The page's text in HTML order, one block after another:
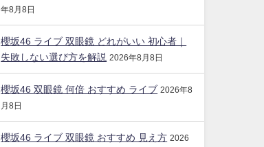
年8月8日
櫻坂46 ライブ 双眼鏡 どれがいい 初心者｜
失敗しない選び方を解説 2026年8月8日
櫻坂46 双眼鏡 何倍 おすすめ ライブ 2026年8
月8日
櫻坂46 ライブ 双眼鏡 おすすめ 見え方 2026